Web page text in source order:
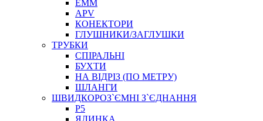
EMM
APV
КОНЕКТОРИ
ГЛУШНИКИ/ЗАГЛУШКИ
ТРУБКИ
СПІРАЛЬНІ
БУХТИ
НА ВІДРІЗ (ПО МЕТРУ)
ШЛАНГИ
ШВИДКОРОЗ`ЄМНІ З`ЄДНАННЯ
P5
ЯЛИНКА